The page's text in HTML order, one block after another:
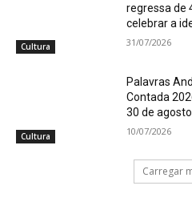
Cultura
regressa de
celebrar a
31/07/2026
Cultura
Palavras
Contada
30 de
10/07/2026
Carregar